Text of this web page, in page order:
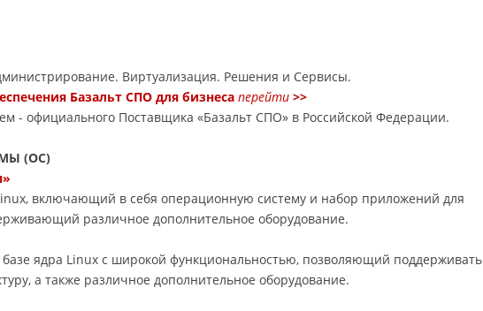
Виртуализация. Решения и Сервисы.
Базальт СПО для бизнеса перейти >>
- официального Поставщика «Базальт СПО» в Российской Федерации.
(ОС)
включающий в себя операционную систему и набор приложений для
различное дополнительное оборудование.
ядра Linux с широкой функциональностью, позволяющий поддерживать
а также различное дополнительное оборудование.